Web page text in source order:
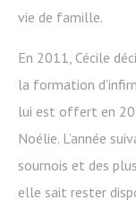
vie de famille.
En 2011, Cécile
la formation
lui est offert en
Noélie. L’année
sournois et des
elle sait rester